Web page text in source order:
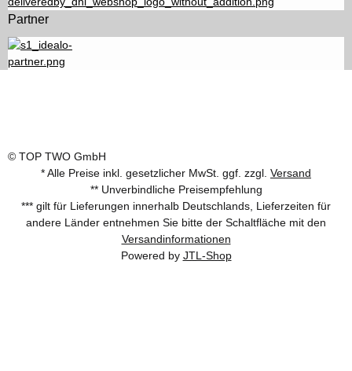
Partner
© TOP TWO GmbH
* Alle Preise inkl. gesetzlicher MwSt. ggf. zzgl. Versand
** Unverbindliche Preisempfehlung
*** gilt für Lieferungen innerhalb Deutschlands, Lieferzeiten für
andere Länder entnehmen Sie bitte der Schaltfläche mit den
Versandinformationen
Powered by JTL-Shop